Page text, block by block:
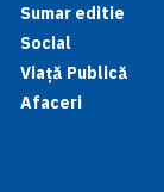
Sumar editie
Social
Viață Publică
Afaceri